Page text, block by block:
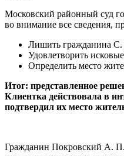
Московский районный суд
во внимание все сведения,
Лишить гражданина С.
Удовлетворить
Определить место
Итог: представленное
Клиентка действовала в
подтвердил их место
Гражданин Покровский А.